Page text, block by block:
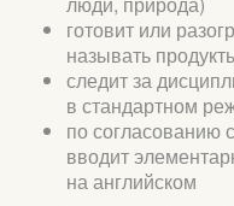
готовит или
называть
следит за
в стандартном
по согласованию
вводит
на английском